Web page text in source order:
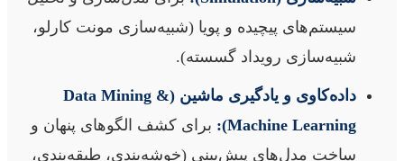
سیستم‌های پیچیده و پویا (شبیه‌سازی مونت کارلو،
شبیه‌سازی رویداد گسسته).
داده‌کاوی و یادگیری ماشین (Data Mining &
Machine Learning):
برای کشف الگوهای پنهان و
ساخت مدل‌های پیش‌بینی (خوشه‌بندی، طبقه‌بندی،